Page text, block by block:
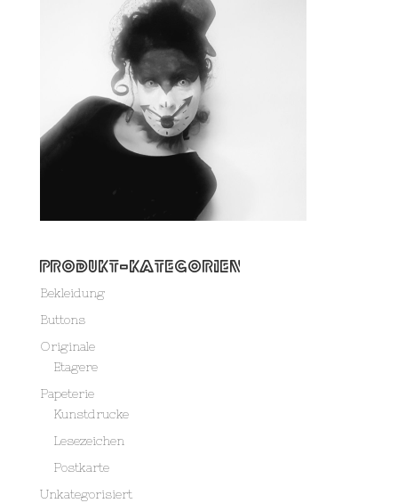
Produkt-Kategorien
Bekleidung
Buttons
Originale
Etagere
Papeterie
Kunstdrucke
Lesezeichen
Postkarte
Unkategorisiert